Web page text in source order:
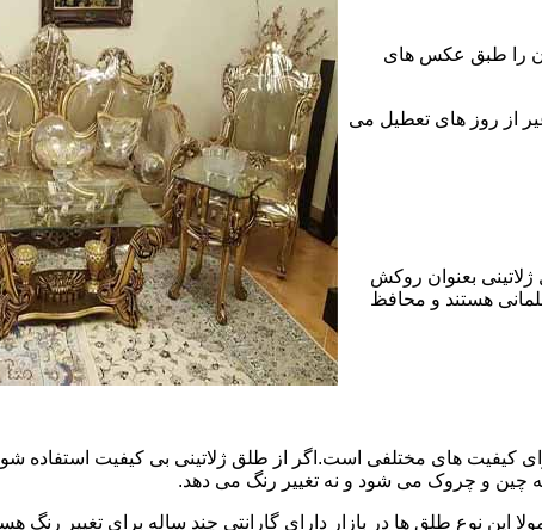
را طبق عکس های
از روز های تعطیل می
بعنوان روکش
هستند و محافظ
کیفیت های مختلفی است.اگر از طلق ژلاتینی بی کیفیت استفاده
چین و چروک می شود و نه تغییر رنگ می دهد.
نوع طلق ها در بازار دارای گارانتی چند ساله برای تغییر رنگ